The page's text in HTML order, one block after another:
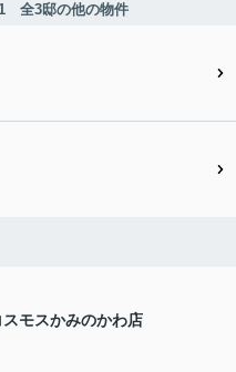
全3邸の他の物件
モスかみのかわ店